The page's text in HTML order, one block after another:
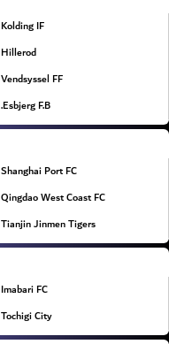
Kolding IF
Hillerod
Vendsyssel FF
Esbjerg F.B.
Shanghai Port FC
Qingdao West Coast FC
Tianjin Jinmen Tigers
Imabari FC
Tochigi City